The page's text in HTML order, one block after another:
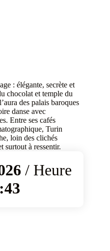
: élégante, secrète et
chocolat et temple du
des palais baroques
danse avec
Entre ses cafés
Turin
loin des clichés
surtout à ressentir.
/ Heure